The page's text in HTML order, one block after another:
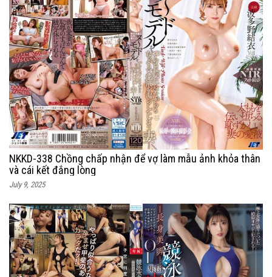
NKKD-338 Chồng chấp nhận để vợ làm mẫu ảnh khỏa thân
và cái kết đắng lòng
July 9, 2025